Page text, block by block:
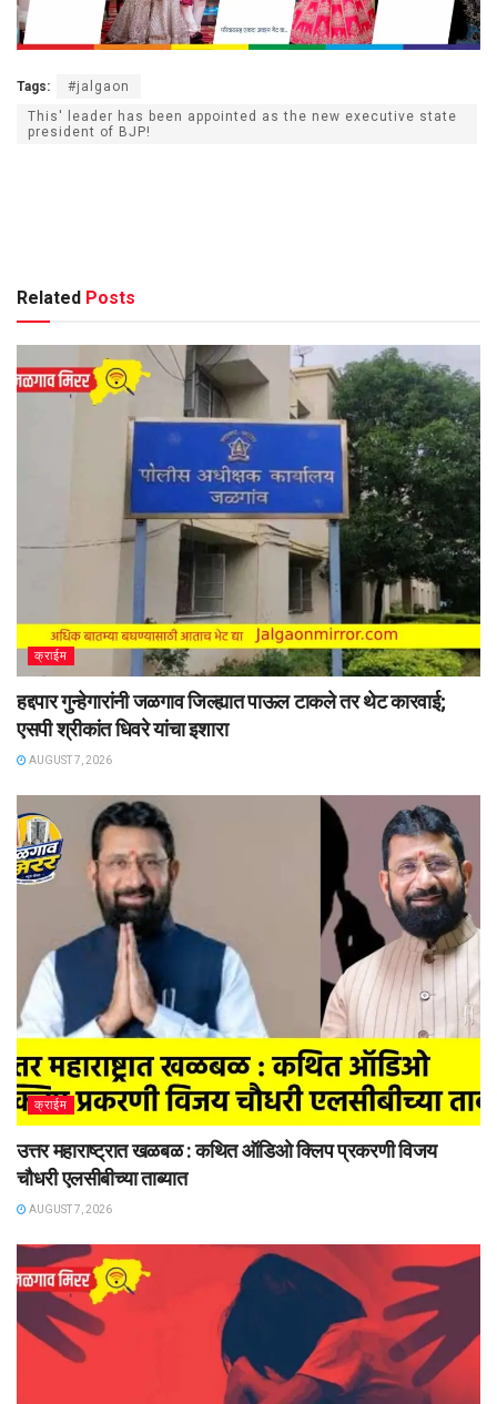
Tags:
#jalgaon
This' leader has been appointed as the new executive state
president of BJP!
Related Posts
क्राईम
हद्दपार गुन्हेगारांनी जळगाव जिल्ह्यात पाऊल टाकले तर थेट कारवाई;
एसपी श्रीकांत धिवरे यांचा इशारा
AUGUST 7, 2026
क्राईम
उत्तर महाराष्ट्रात खळबळ : कथित ऑडिओ क्लिप प्रकरणी विजय
चौधरी एलसीबीच्या ताब्यात
AUGUST 7, 2026